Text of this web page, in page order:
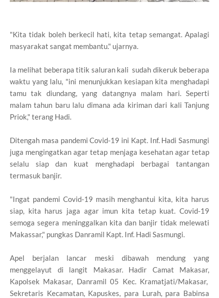
"Kita tidak boleh berkecil hati, kita tetap semangat. Apalagi
masyarakat sangat membantu." ujarnya.
Ia melihat beberapa titik saluran kali sudah dikeruk beberapa
waktu yang lalu, "ini menunjukkan kesiapan kita menghadapi
tamu tak diundang, yang datangnya malam hari. Seperti
malam tahun baru lalu dimana ada kiriman dari kali Tanjung
Priok," terang Hadi.
Ditengah masa pandemi Covid-19 ini Kapt. Inf. Hadi Sasmungi
juga mengingatkan agar tetap menjaga kesehatan agar tetap
selalu siap dan kuat menghadapi berbagai tantangan
termasuk banjir.
"Ingat pandemi Covid-19 masih menghantui kita, kita harus
siap, kita harus jaga agar imun kita tetap kuat. Covid-19
semoga segera meninggalkan kita dan banjir tidak melewati
Makassar," pungkas Danramil Kapt. Inf. Hadi Sasmungi.
Apel berjalan lancar meski dibawah mendung yang
menggelayut di langit Makasar. Hadir Camat Makasar,
Kapolsek Makasar, Danramil 05 Kec. Kramatjati/Makasar,
Sekretaris Kecamatan, Kapuskes, para Lurah, para Babinsa